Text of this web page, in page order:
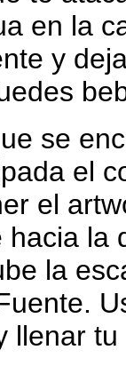
en la
y
se
el
el
la
la
llenar